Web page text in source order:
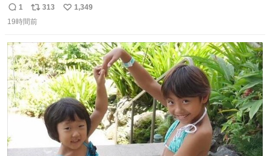
ください。
返
信
1
リ
ポ
ト
数
313
い
数
1,349
19時間前